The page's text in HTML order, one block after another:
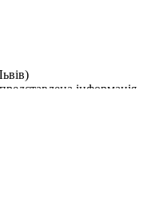
інформація,